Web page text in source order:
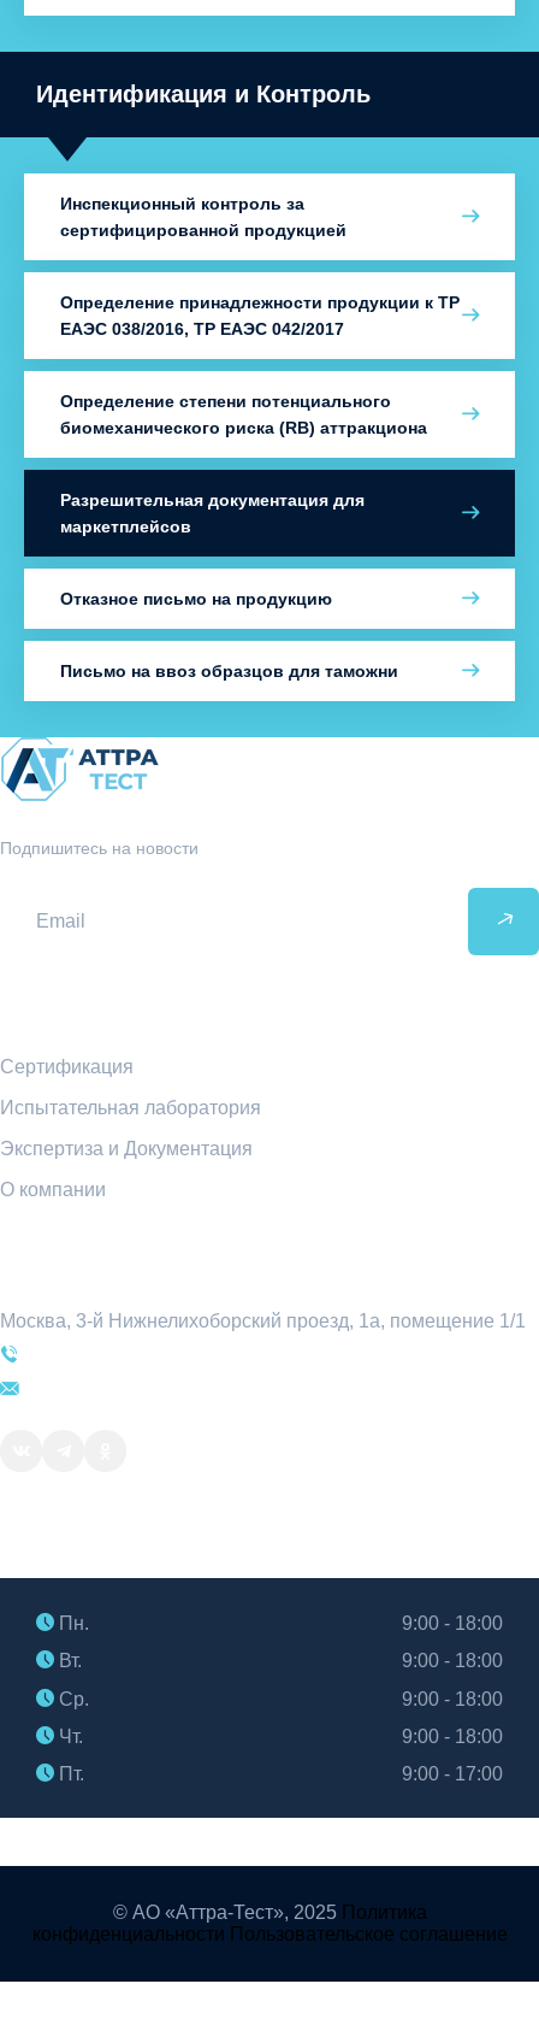
Идентификация и Контроль
Инспекционный контроль за
сертифицированной продукцией
Определение принадлежности продукции к ТР
ЕАЭС 038/2016, ТР ЕАЭС 042/2017
Определение степени потенциального
биомеханического риска (RB) аттракциона
Разрешительная документация для
маркетплейсов
Отказное письмо на продукцию
Письмо на ввоз образцов для таможни
Подпишитесь на новости
Сертификация
Испытательная лаборатория
Экспертиза и Документация
О компании
Москва, 3-й Нижнелихоборский проезд, 1а, помещение 1/1
Пн.
9:00 - 18:00
Вт.
9:00 - 18:00
Ср.
9:00 - 18:00
Чт.
9:00 - 18:00
Пт.
9:00 - 17:00
© АО «Аттра-Тест», 2025 Политика
конфиденциальности Пользовательское соглашение